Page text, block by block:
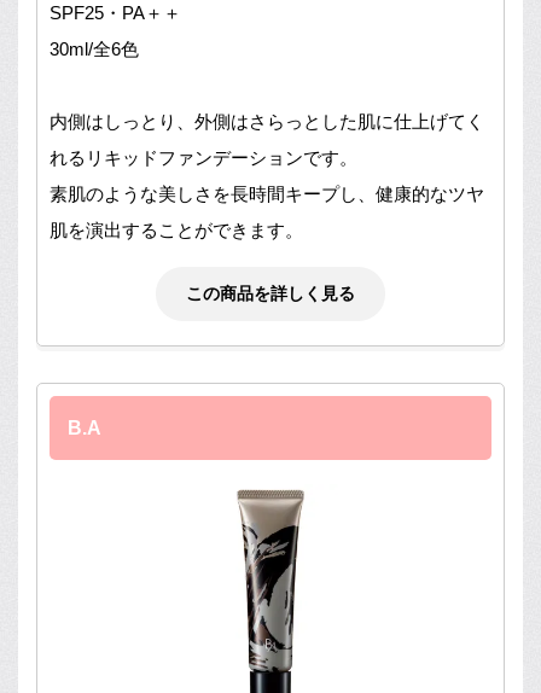
SPF25・PA＋＋
30ml/全6色
内側はしっとり、外側はさらっとした肌に仕上げてく
れるリキッドファンデーションです。
素肌のような美しさを長時間キープし、健康的なツヤ
肌を演出することができます。
この商品を詳しく見る
B.A